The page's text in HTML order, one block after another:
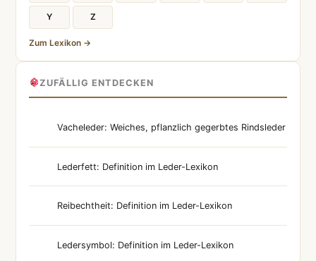
Y Z
Zum Lexikon →
ZUFÄLLIG ENTDECKEN
Vacheleder: Weiches, pflanzlich gegerbtes Rindsleder
Lederfett: Definition im Leder-Lexikon
Reibechtheit: Definition im Leder-Lexikon
Ledersymbol: Definition im Leder-Lexikon